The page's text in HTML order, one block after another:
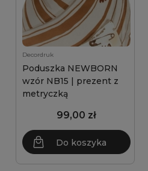
Decordruk
Poduszka NEWBORN
wzór NB15 | prezent z
metryczką
99,00 zł
Do koszyka